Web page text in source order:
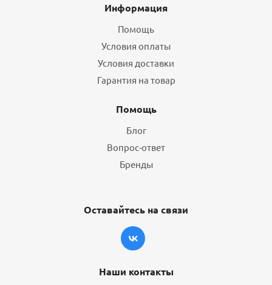
Информация
Помощь
Условия оплаты
Условия доставки
Гарантия на товар
Помощь
Блог
Вопрос-ответ
Бренды
Оставайтесь на связи
Наши контакты